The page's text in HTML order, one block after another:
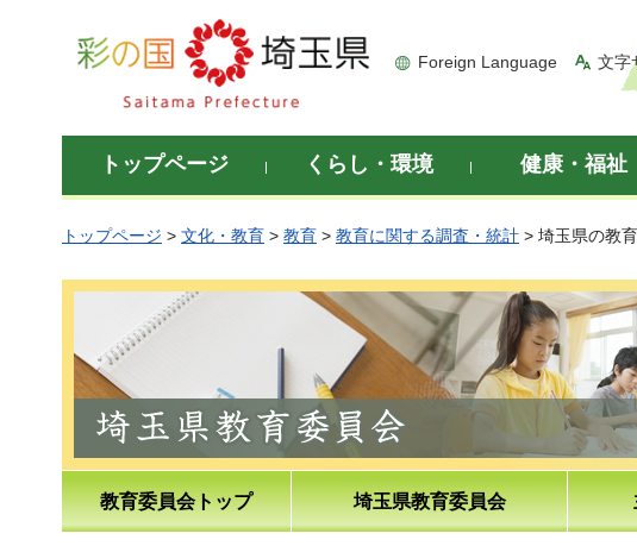
彩の国 埼玉県
Foreign Language 文字
トップページ くらし・環境 健康・福祉
トップページ > 文化・教育 > 教育 > 教育に関する調査・統計 > 埼玉県の教
教育委員会トップ 埼玉県教育委員会